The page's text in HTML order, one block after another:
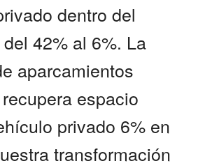
dentro del
42% al 6%. La
aparcamientos
espacio
privado 6% en
transformación